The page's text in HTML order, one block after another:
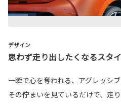
デザイン
思わず走り出したくなるスタイ
一瞬で心を奪われる、アグレッシ
その佇まいを見ているだけで、走